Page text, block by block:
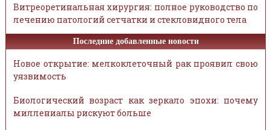
Витреоретинальная хирургия: полное руководство по
лечению патологий сетчатки и стекловидного тела
Последние добавленные новости
Новое открытие: мелкоклеточный рак проявил свою
уязвимость
Биологический возраст как зеркало эпохи: почему
миллениалы рискуют больше